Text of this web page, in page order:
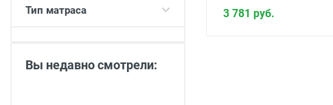
Тип матраса
Вы недавно смотрели:
3 781 руб.